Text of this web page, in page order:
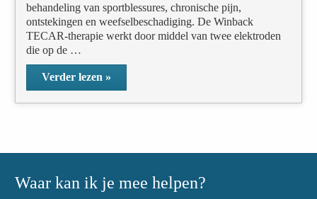
behandeling van sportblessures, chronische pijn,
ontstekingen en weefselbeschadiging. De Winback
TECAR-therapie werkt door middel van twee elektroden
die op de …
Verder lezen »
Waar kan ik je mee helpen?